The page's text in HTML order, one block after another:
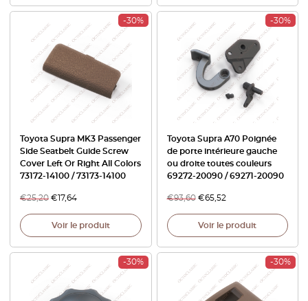
-30%
Toyota Supra MK3 Passenger
Side Seatbelt Guide Screw
Cover Left Or Right All Colors
73172-14100 / 73173-14100
€25,20 €17,64
Voir le produit
-30%
Toyota Supra A70 Poignée
de porte intérieure gauche
ou droite toutes couleurs
69272-20090 / 69271-20090
€93,60 €65,52
Voir le produit
-30% -30%